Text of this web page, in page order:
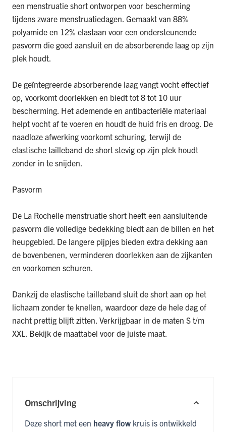
een menstruatie short ontworpen voor bescherming
tijdens zware menstruatiedagen. Gemaakt van 88%
polyamide en 12% elastaan voor een ondersteunende
pasvorm die goed aansluit en de absorberende laag op zijn
plek houdt.
De geïntegreerde absorberende laag vangt vocht effectief
op, voorkomt doorlekken en biedt tot 8 tot 10 uur
bescherming. Het ademende en antibacteriële materiaal
helpt vocht af te voeren en houdt de huid fris en droog. De
naadloze afwerking voorkomt schuring, terwijl de
elastische tailleband de short stevig op zijn plek houdt
zonder in te snijden.
Pasvorm
De La Rochelle menstruatie short heeft een aansluitende
pasvorm die volledige bedekking biedt aan de billen en het
heupgebied. De langere pijpjes bieden extra dekking aan
de bovenbenen, verminderen doorlekken aan de zijkanten
en voorkomen schuren.
Dankzij de elastische tailleband sluit de short aan op het
lichaam zonder te knellen, waardoor deze de hele dag of
nacht prettig blijft zitten. Verkrijgbaar in de maten S t/m
XXL. Bekijk de maattabel voor de juiste maat.
Omschrijving
Deze short met een heavy flow kruis is ontwikkeld